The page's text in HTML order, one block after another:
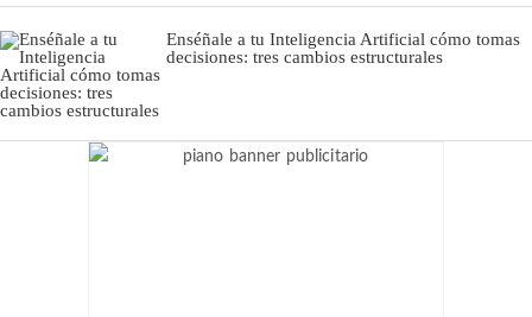
Enséñale a tu Inteligencia Artificial cómo tomas
decisiones: tres cambios estructurales